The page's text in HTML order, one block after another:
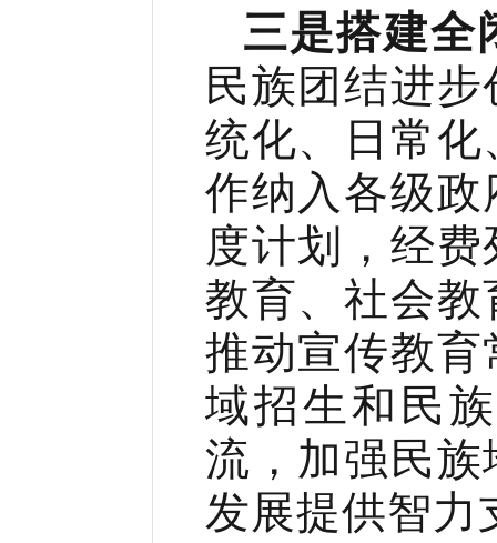
三是搭建全
民族团结进
统化、日常
作纳入各级
度计划，经
教育、社会
推动宣传教
域招生和民
流，加强民
发展提供智力